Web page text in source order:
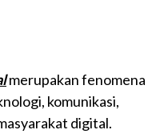
merupakan fenomena
komunikasi,
digital.